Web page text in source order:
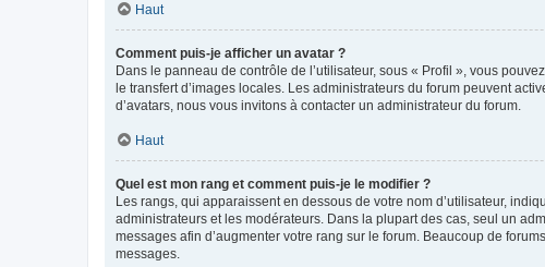
Haut
Comment puis-je afficher un avatar ?
Dans le panneau de contrôle de l’utilisateur, sous « Profil », vous
le transfert d’images locales. Les administrateurs du forum peuvent
d’avatars, nous vous invitons à contacter un administrateur du forum.
Haut
Quel est mon rang et comment puis-je le modifier ?
Les rangs, qui apparaissent en dessous de votre nom d’utilisateur,
administrateurs et les modérateurs. Dans la plupart des cas, seul un
messages afin d’augmenter votre rang sur le forum. Beaucoup de
messages.